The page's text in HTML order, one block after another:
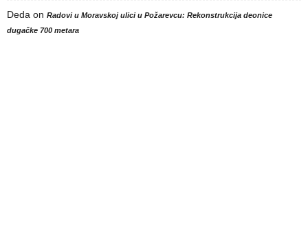
Deda on Radovi u Moravskoj ulici u Požarevcu: Rekonstrukcija deonice
dugačke 700 metara